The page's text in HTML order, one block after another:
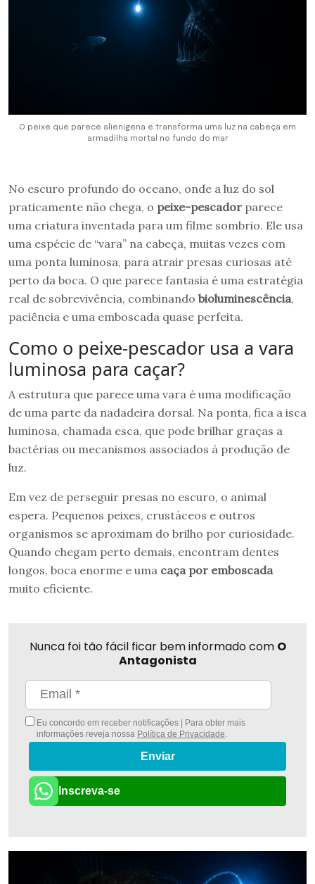
O peixe que parece alienígena e transforma uma luz na cabeça em
armadilha mortal no fundo do mar
No escuro profundo do oceano, onde a luz do sol
praticamente não chega, o peixe-pescador parece
uma criatura inventada para um filme sombrio. Ele usa
uma espécie de “vara” na cabeça, muitas vezes com
uma ponta luminosa, para atrair presas curiosas até
perto da boca. O que parece fantasia é uma estratégia
real de sobrevivência, combinando bioluminescência,
paciência e uma emboscada quase perfeita.
Como o peixe-pescador usa a vara
luminosa para caçar?
A estrutura que parece uma vara é uma modificação
de uma parte da nadadeira dorsal. Na ponta, fica a isca
luminosa, chamada esca, que pode brilhar graças a
bactérias ou mecanismos associados à produção de
luz.
Em vez de perseguir presas no escuro, o animal
espera. Pequenos peixes, crustáceos e outros
organismos se aproximam do brilho por curiosidade.
Quando chegam perto demais, encontram dentes
longos, boca enorme e uma caça por emboscada
muito eficiente.
Nunca foi tão fácil ficar bem informado com O
Antagonista
Eu concordo em receber notificações | Para obter mais
informações reveja nossa Política de Privacidade
Enviar
Inscreva-se